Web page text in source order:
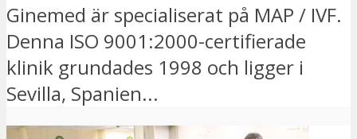
Ginemed är specialiserat på MAP / IVF.
Denna ISO 9001:2000-certifierade
klinik grundades 1998 och ligger i
Sevilla, Spanien...